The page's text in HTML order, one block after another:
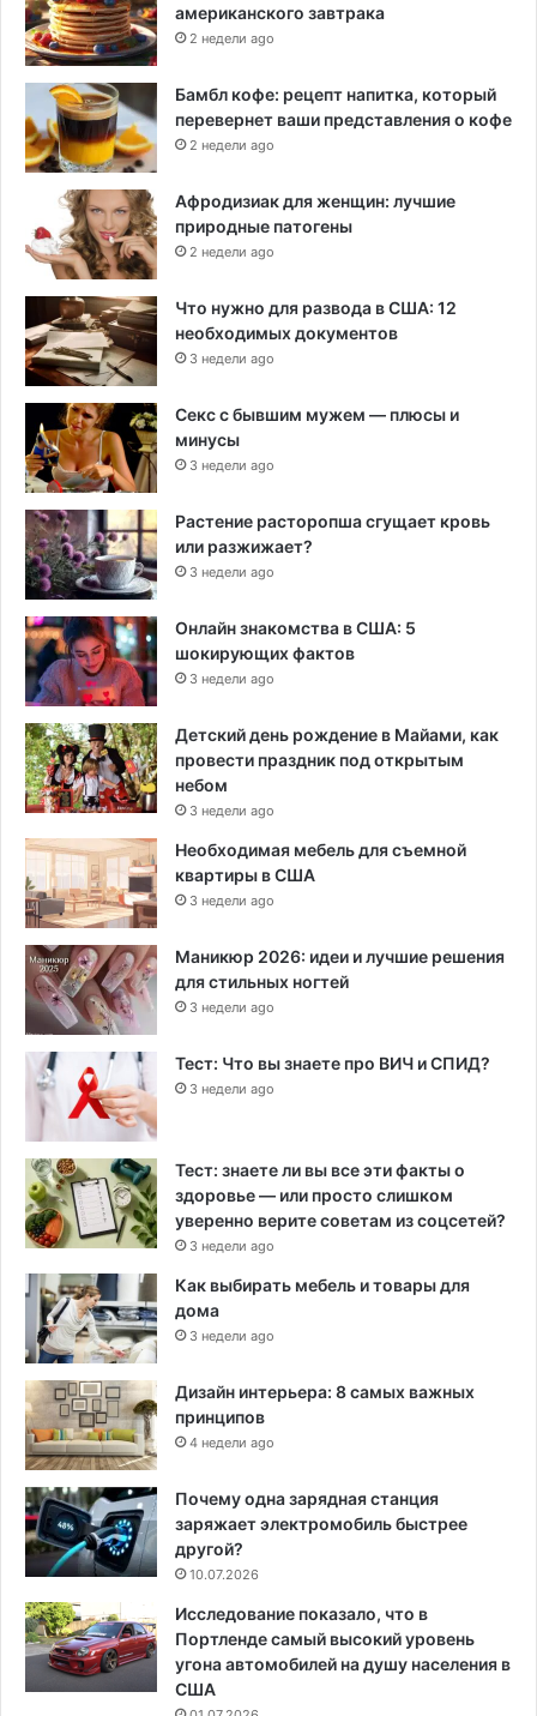
американского завтрака
2 недели ago
Бамбл кофе: рецепт напитка, который
перевернет ваши представления о кофе
2 недели ago
Афродизиак для женщин: лучшие
природные патогены
2 недели ago
Что нужно для развода в США: 12
необходимых документов
3 недели ago
Секс с бывшим мужем — плюсы и
минусы
3 недели ago
Растение расторопша сгущает кровь
или разжижает?
3 недели ago
Онлайн знакомства в США: 5
шокирующих фактов
3 недели ago
Детский день рождение в Майами, как
провести праздник под открытым
небом
3 недели ago
Необходимая мебель для съемной
квартиры в США
3 недели ago
Маникюр 2026: идеи и лучшие решения
для стильных ногтей
3 недели ago
Тест: Что вы знаете про ВИЧ и СПИД?
3 недели ago
Тест: знаете ли вы все эти факты о
здоровье — или просто слишком
уверенно верите советам из соцсетей?
3 недели ago
Как выбирать мебель и товары для
дома
3 недели ago
Дизайн интерьера: 8 самых важных
принципов
4 недели ago
Почему одна зарядная станция
заряжает электромобиль быстрее
другой?
10.07.2026
Исследование показало, что в
Портленде самый высокий уровень
угона автомобилей на душу населения в
США